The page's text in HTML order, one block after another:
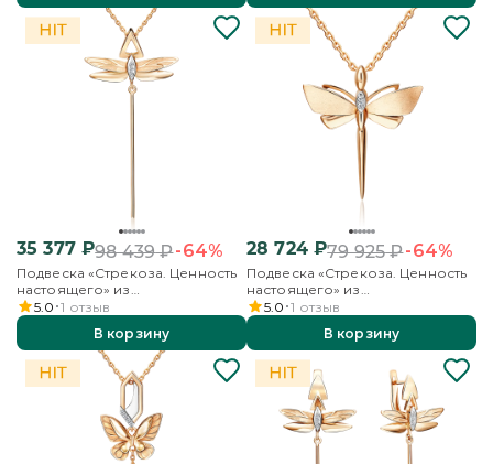
35 377₽98 439₽-64%
Подвеска «Стрекоза. Ценность
настоящего» из
комбинированного золота с
бриллиантами
5.0 1 отзыв
В корзину
28 724₽79 925₽-64%
Подвеска «Стрекоза. Ценность
настоящего» из
комбинированного золота с
бриллиантами
5.0 1 отзыв
В корзину